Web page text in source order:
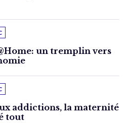
un tremplin vers
addictions, la maternité
tout